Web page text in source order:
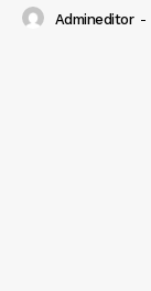
Admineditor -